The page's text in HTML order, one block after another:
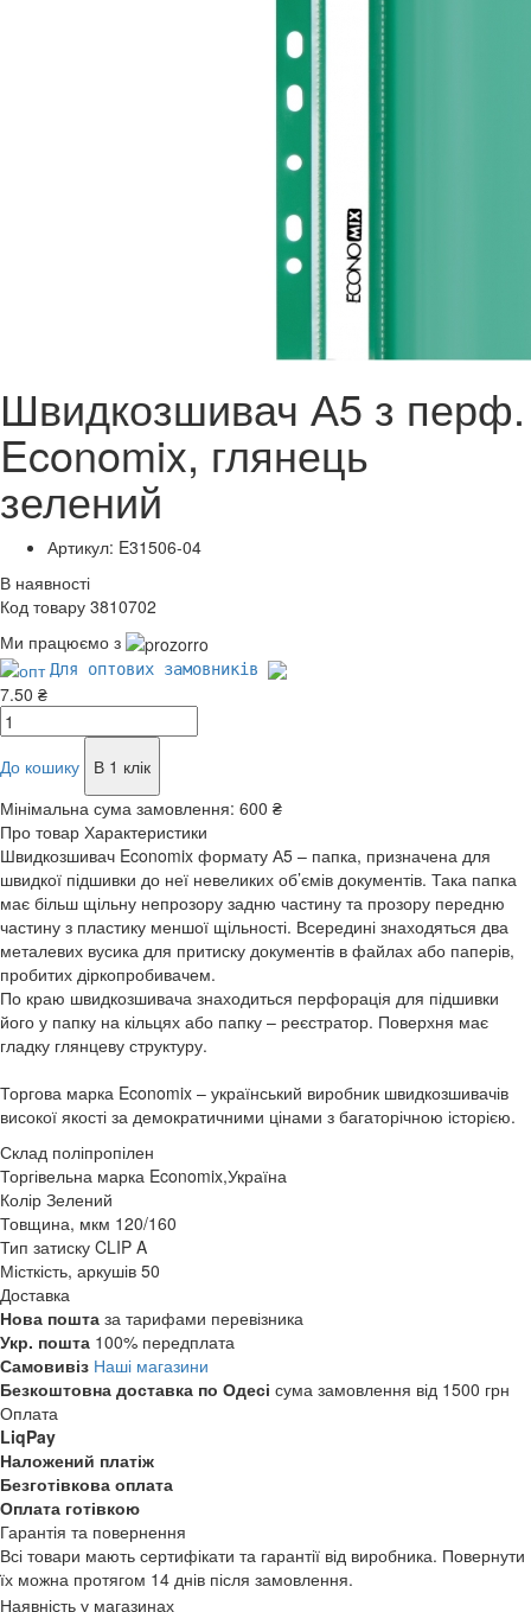
Швидкозшивач А5 з перф.
Economix, глянець
зелений
Артикул: E31506-04
В наявності
Код товару 3810702
Ми працюємо з
Для оптових замовників
7.50 ₴
До кошику
В 1 клік
Мінімальна сума замовлення: 600 ₴
Про товар Характеристики
Швидкозшивач Economix формату А5 – папка, призначена для
швидкої підшивки до неї невеликих об’ємів документів. Така папка
має більш щільну непрозору задню частину та прозору передню
частину з пластику меншої щільності. Всередині знаходяться два
металевих вусика для притиску документів в файлах або паперів,
пробитих діркопробивачем.
По краю швидкозшивача знаходиться перфорація для підшивки
його у папку на кільцях або папку – реєстратор. Поверхня має
гладку глянцеву структуру.
Торгова марка Economix – український виробник швидкозшивачів
високої якості за демократичними цінами з багаторічною історією.
Склад поліпропілен
Торгівельна марка Economix,Україна
Колір Зелений
Товщина, мкм 120/160
Тип затиску CLIP A
Місткість, аркушів 50
Доставка
Нова пошта за тарифами перевізника
Укр. пошта 100% передплата
Самовивіз Наші магазини
Безкоштовна доставка по Одесі сума замовлення від 1500 грн
Оплата
LiqPay
Наложений платіж
Безготівкова оплата
Оплата готівкою
Гарантія та повернення
Всі товари мають сертифікати та гарантії від виробника. Повернути
їх можна протягом 14 днів після замовлення.
Наявність у магазинах